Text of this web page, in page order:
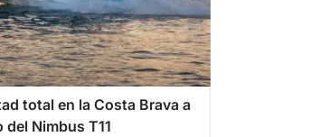
total en la Costa Brava a
del Nimbus T11